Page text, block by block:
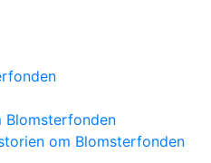
Blomsterfonden
om Blomsterfonden